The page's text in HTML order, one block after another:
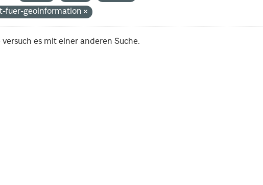
fuer-geoinformation
versuch es mit einer anderen Suche.